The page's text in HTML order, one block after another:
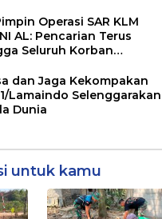
Operasi SAR KLM
AL: Pencarian Terus
Seluruh Korban
dan Jaga Kekompakan
Lamaindo Selenggarakan
Dunia
untuk kamu